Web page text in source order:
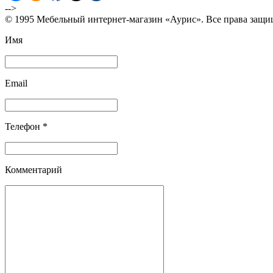
-->
© 1995 Мебельный интернет-магазин «Аурис». Все права
Имя
Email
Телефон *
Комментарий